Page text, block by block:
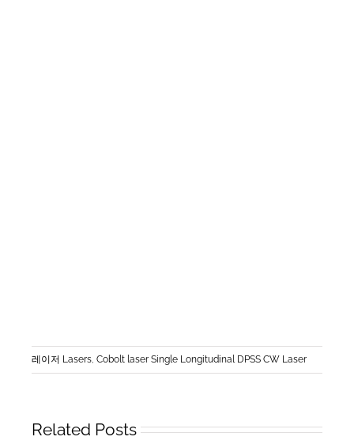
레이저 Lasers Cobolt laser Single Longitudinal DPSS CW Laser
Related Posts